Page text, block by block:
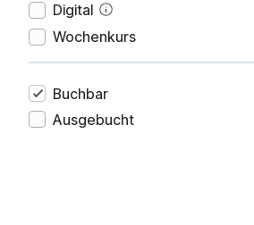
digital
wochenkurs
Buchbar
Ausgebucht